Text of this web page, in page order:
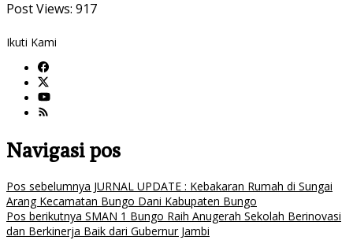
Post Views: 917
Ikuti Kami
Navigasi pos
Pos sebelumnya JURNAL UPDATE : Kebakaran Rumah di Sungai
Arang Kecamatan Bungo Dani Kabupaten Bungo
Pos berikutnya SMAN 1 Bungo Raih Anugerah Sekolah Berinovasi
dan Berkinerja Baik dari Gubernur Jambi